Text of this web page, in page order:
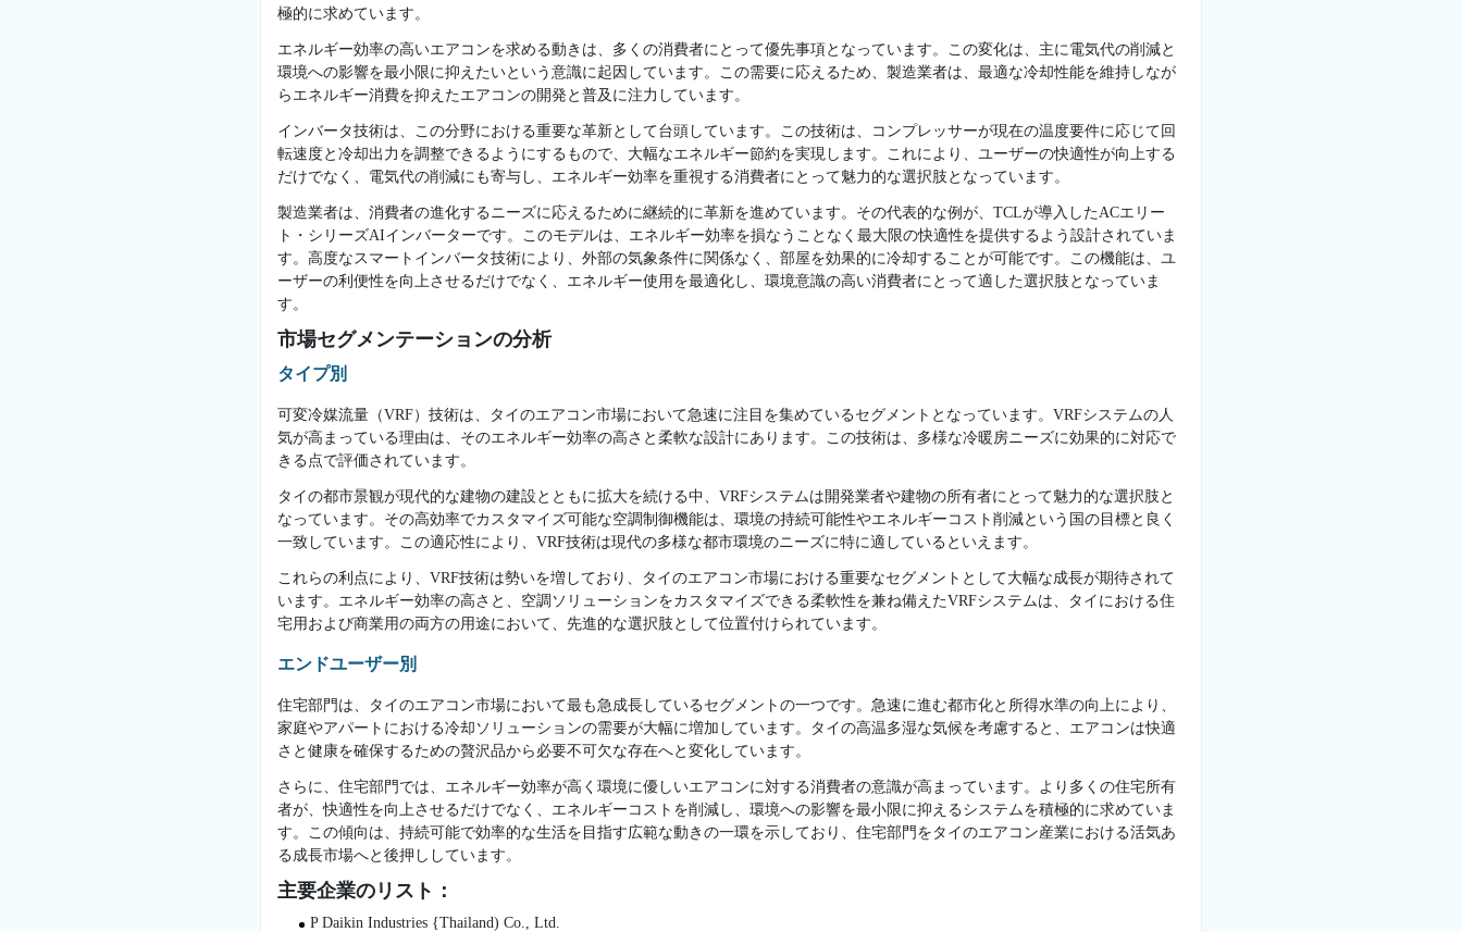
極的に求めています。
エネルギー効率の高いエアコンを求める動きは、多くの消費者にとって優先事項となっています。この変化は、主に電気代の削減と
環境への影響を最小限に抑えたいという意識に起因しています。この需要に応えるため、製造業者は、最適な冷却性能を維持しなが
らエネルギー消費を抑えたエアコンの開発と普及に注力しています。
インバータ技術は、この分野における重要な革新として台頭しています。この技術は、コンプレッサーが現在の温度要件に応じて回
転速度と冷却出力を調整できるようにするもので、大幅なエネルギー節約を実現します。これにより、ユーザーの快適性が向上する
だけでなく、電気代の削減にも寄与し、エネルギー効率を重視する消費者にとって魅力的な選択肢となっています。
製造業者は、消費者の進化するニーズに応えるために継続的に革新を進めています。その代表的な例が、TCLが導入したACエリー
ト・シリーズAIインバーターです。このモデルは、エネルギー効率を損なうことなく最大限の快適性を提供するよう設計されていま
す。高度なスマートインバータ技術により、外部の気象条件に関係なく、部屋を効果的に冷却することが可能です。この機能は、ユ
ーザーの利便性を向上させるだけでなく、エネルギー使用を最適化し、環境意識の高い消費者にとって適した選択肢となっていま
す。
市場セグメンテーションの分析
タイプ別
可変冷媒流量（VRF）技術は、タイのエアコン市場において急速に注目を集めているセグメントとなっています。VRFシステムの人
気が高まっている理由は、そのエネルギー効率の高さと柔軟な設計にあります。この技術は、多様な冷暖房ニーズに効果的に対応で
きる点で評価されています。
タイの都市景観が現代的な建物の建設とともに拡大を続ける中、VRFシステムは開発業者や建物の所有者にとって魅力的な選択肢と
なっています。その高効率でカスタマイズ可能な空調制御機能は、環境の持続可能性やエネルギーコスト削減という国の目標と良く
一致しています。この適応性により、VRF技術は現代の多様な都市環境のニーズに特に適しているといえます。
これらの利点により、VRF技術は勢いを増しており、タイのエアコン市場における重要なセグメントとして大幅な成長が期待されて
います。エネルギー効率の高さと、空調ソリューションをカスタマイズできる柔軟性を兼ね備えたVRFシステムは、タイにおける住
宅用および商業用の両方の用途において、先進的な選択肢として位置付けられています。
エンドユーザー別
住宅部門は、タイのエアコン市場において最も急成長しているセグメントの一つです。急速に進む都市化と所得水準の向上により、
家庭やアパートにおける冷却ソリューションの需要が大幅に増加しています。タイの高温多湿な気候を考慮すると、エアコンは快適
さと健康を確保するための贅沢品から必要不可欠な存在へと変化しています。
さらに、住宅部門では、エネルギー効率が高く環境に優しいエアコンに対する消費者の意識が高まっています。より多くの住宅所有
者が、快適性を向上させるだけでなく、エネルギーコストを削減し、環境への影響を最小限に抑えるシステムを積極的に求めていま
す。この傾向は、持続可能で効率的な生活を目指す広範な動きの一環を示しており、住宅部門をタイのエアコン産業における活気あ
る成長市場へと後押ししています。
主要企業のリスト：
P Daikin Industries {Thailand) Co., Ltd.